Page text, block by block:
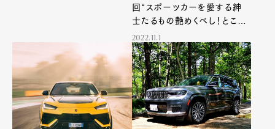
回“スポーツカーを愛する紳
士たるもの艶めくべし！とこと
んカーボンパーツが似合う英
国製SUV”
2022.11.1